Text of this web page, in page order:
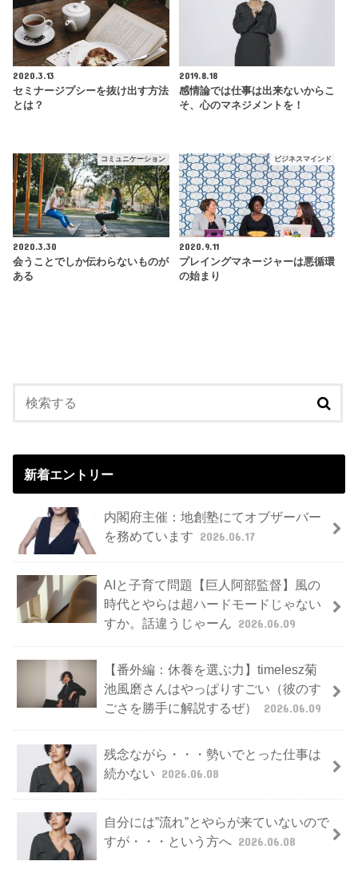
2020.3.13
セミナージプシーを抜け出す方法
とは？
2019.8.18
感情論では仕事は出来ないからこ
そ、心のマネジメントを！
コミュニケーション
2020.3.30
会うことでしか伝わらないものが
ある
ビジネスマインド
2020.9.11
プレイングマネージャーは悪循環
の始まり
新着エントリー
内閣府主催：地創塾にてオブザーバー
を務めています 2026.06.17
AIと子育て問題【巨人阿部監督】風の
時代とやらは超ハードモードじゃない
すか。話違うじゃーん 2026.06.09
【番外編：休養を選ぶ力】timelesz菊
池風磨さんはやっぱりすごい（彼のす
ごさを勝手に解説するぜ）
2026.06.09
残念ながら・・・勢いでとった仕事は
続かない 2026.06.08
自分には”流れ”とやらが来ていないので
すが・・・という方へ 2026.06.08